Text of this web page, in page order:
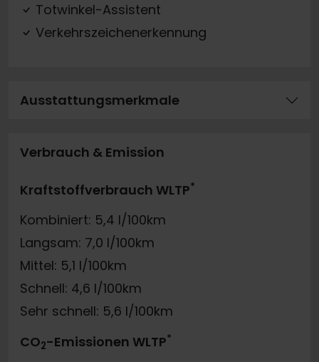
Totwinkel-Assistent
Verkehrszeichenerkennung
Ausstattungsmerkmale
Verbrauch & Emission
Kraftstoffverbrauch WLTP*
Kombiniert: 5,4 l/100km
Langsam: 7,0 l/100km
Mittel: 5,1 l/100km
Schnell: 4,6 l/100km
Sehr schnell: 5,6 l/100km
CO2-Emissionen WLTP*